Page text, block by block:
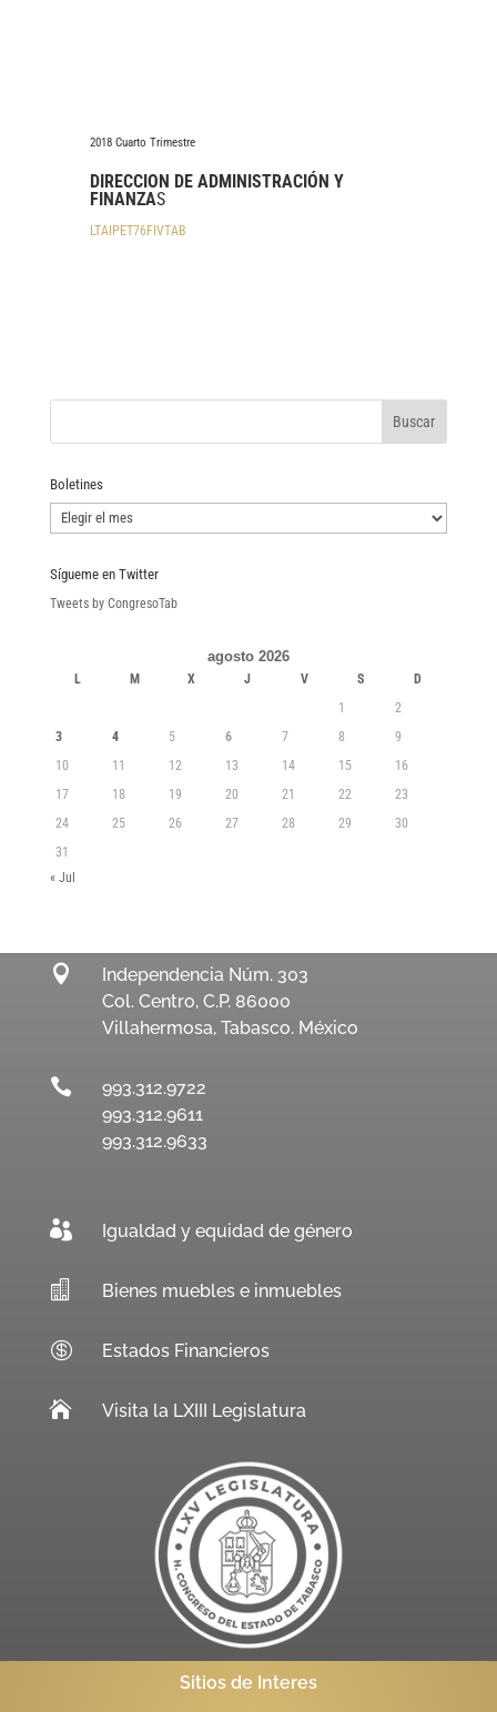
2018 Cuarto Trimestre
DIRECCION DE ADMINISTRACIÓN Y
FINANZAS
LTAIPET76FIVTAB
Boletines
Boletines
Sígueme en Twitter
Tweets by CongresoTab
agosto 2026
L M X J V S
D
1
2
3
4 5 6 7 8
9
10
11 12 13 14 15
16
17
18 19 20 21 22
23
24
25 26 27 28 29
30
31
« Jul

Independencia Núm. 303
Col. Centro, C.P. 86000
Villahermosa, Tabasco. México

993.312.9722
993.312.9611
993.312.9633
 Igualdad y equidad de género
 Bienes muebles e inmuebles
 Estados Financieros
 Visita la LXIII Legislatura
Sitios de Interes